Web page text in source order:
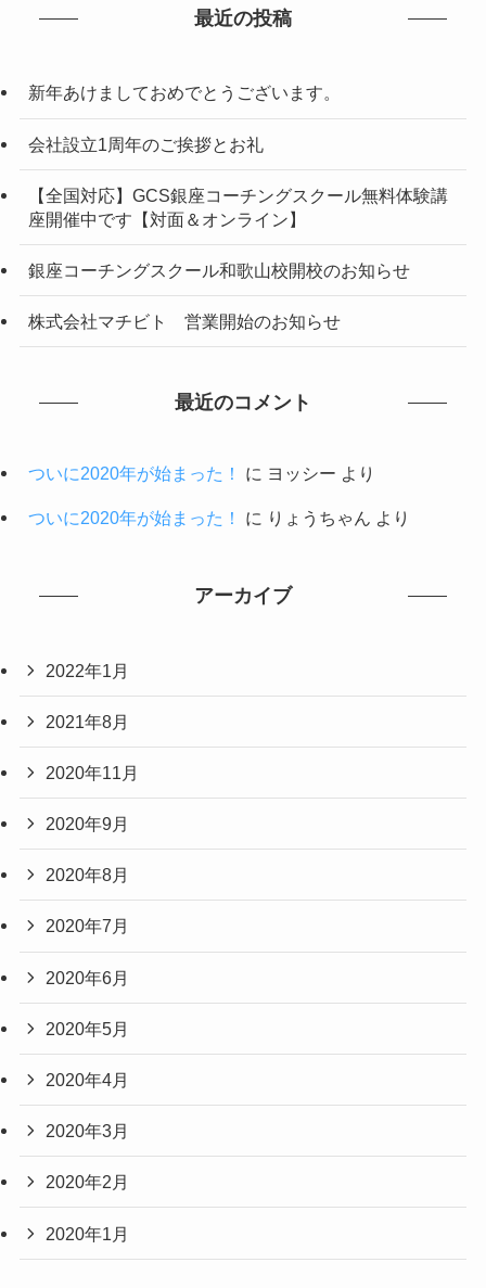
最近の投稿
新年あけましておめでとうございます。
会社設立1周年のご挨拶とお礼
【全国対応】GCS銀座コーチングスクール無料体験講
座開催中です【対面＆オンライン】
銀座コーチングスクール和歌山校開校のお知らせ
株式会社マチビト 営業開始のお知らせ
最近のコメント
ついに2020年が始まった！ に ヨッシー より
ついに2020年が始まった！ に りょうちゃん より
アーカイブ
2022年1月
2021年8月
2020年11月
2020年9月
2020年8月
2020年7月
2020年6月
2020年5月
2020年4月
2020年3月
2020年2月
2020年1月